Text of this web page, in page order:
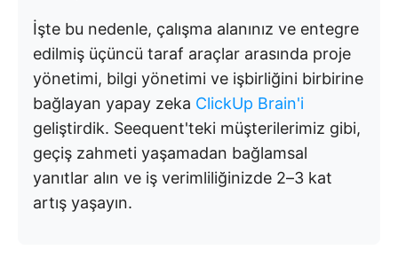
İşte bu nedenle, çalışma alanınız ve entegre
edilmiş üçüncü taraf araçlar arasında proje
yönetimi, bilgi yönetimi ve işbirliğini birbirine
bağlayan yapay zeka ClickUp Brain'i
geliştirdik. Seequent'teki müşterilerimiz gibi,
geçiş zahmeti yaşamadan bağlamsal
yanıtlar alın ve iş verimliliğinizde 2–3 kat
artış yaşayın.